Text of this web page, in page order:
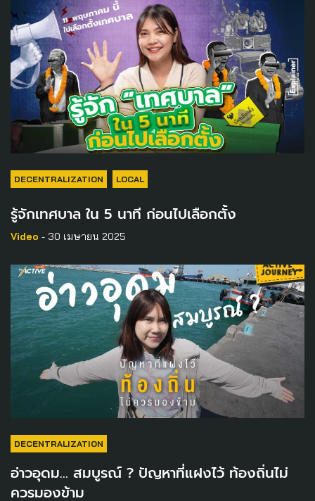
DECENTRALIZATION LOCAL
รู้จักเทศบาล ใน 5 นาที ก่อนไปเลือกตั้ง
Video - 30 เมษายน 2025
DECENTRALIZATION
อ่าวอุดม… สมบูรณ์ ? ปัญหาที่แฝงไว้ ท้องถิ่นไม่
ควรมองข้าม